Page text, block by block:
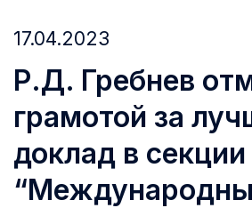
17.04.2023
Р.Д. Гребнев
грамотой за
доклад в секции